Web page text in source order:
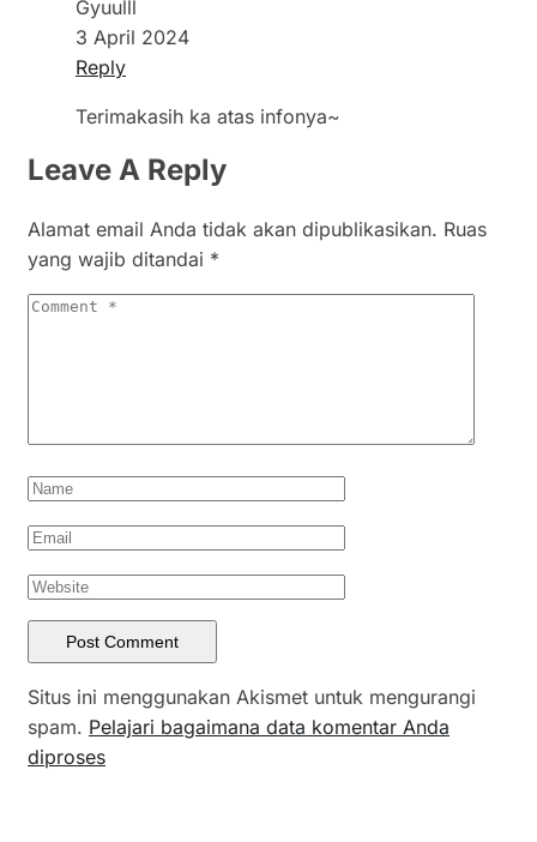
Gyuulll
3 April 2024
Reply
Terimakasih ka atas infonya~
Leave A Reply
Alamat email Anda tidak akan dipublikasikan. Ruas
yang wajib ditandai *
Situs ini menggunakan Akismet untuk mengurangi
spam. Pelajari bagaimana data komentar Anda
diproses